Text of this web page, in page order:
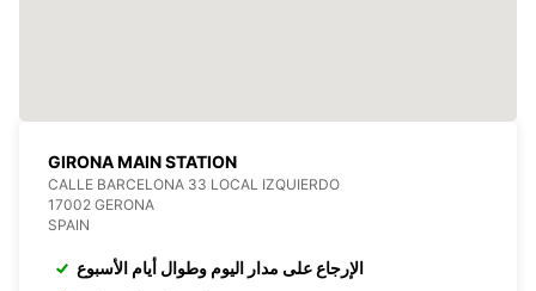
GIRONA MAIN STATION
CALLE BARCELONA 33 LOCAL IZQUIERDO
17002 GERONA
SPAIN
الإرجاع على مدار اليوم وطوال أيام الأسبوع